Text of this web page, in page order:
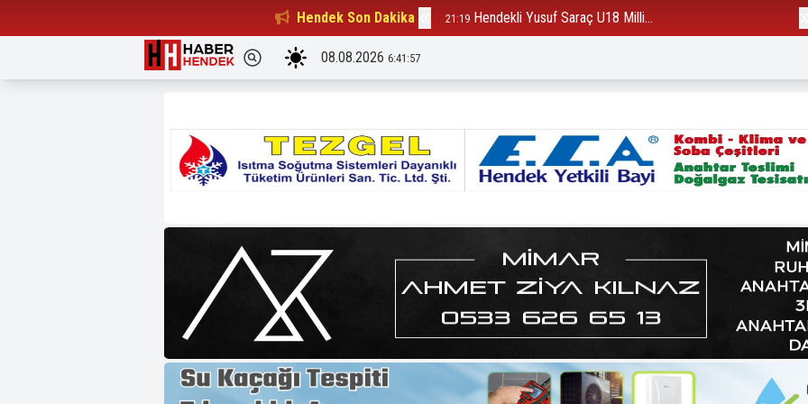
Hendek Son Dakika
Beşiktaşlılar Derneği Başkanı... 21:19 Hendekli Yusuf Saraç U18 Milli...
08.08.2026 6:41:58